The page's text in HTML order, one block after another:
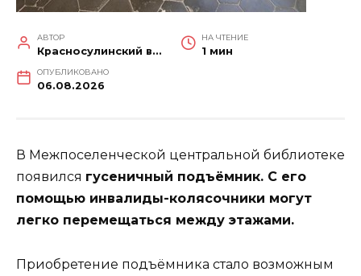
АВТОР
Красносулинский вестник
НА ЧТЕНИЕ
1 мин
ОПУБЛИКОВАНО
06.08.2026
В Межпоселенческой центральной библиотеке
появился гусеничный подъёмник. С его
помощью инвалиды-колясочники могут
легко перемещаться между этажами.
Приобретение подъёмника стало возможным